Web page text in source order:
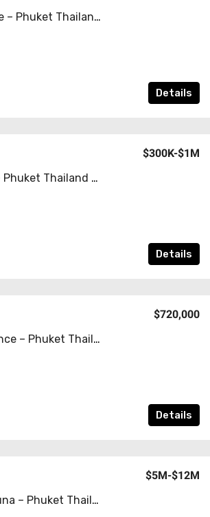
Luxury Beachside Residence – Phuket Thailand
Details
Mai Khao Beach Residence – Phuket Thailand
$300K-$1M
Details
Laguna Beach Front Residence – Phuket Thailand
$720,000
Details
Ultra Luxury Condos In Laguna – Phuket Thailand
$5M-$12M